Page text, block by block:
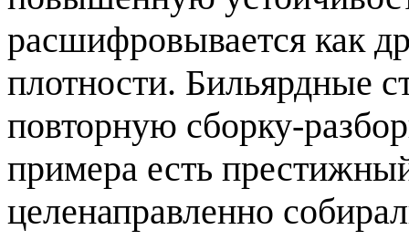
расшифровывается как
плотности. Бильярдные
повторную сборку-
примера есть
целенаправленно